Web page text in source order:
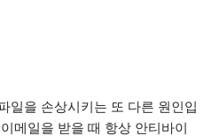
일을 손상시키는 또 다른 원인입
메일을 받을 때 항상 안티바이